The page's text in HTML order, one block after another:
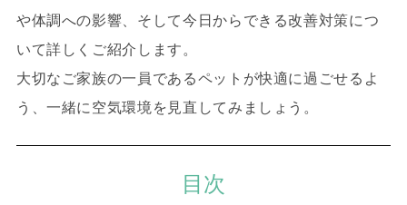
や体調への影響、そして今日からできる改善対策につ
いて詳しくご紹介します。
大切なご家族の一員であるペットが快適に過ごせるよ
う、一緒に空気環境を見直してみましょう。
目次